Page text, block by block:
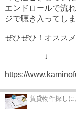
エンドロールで流
ジで聴き入ってしま
ぜひぜひ！オススメ
↓
https://
賃貸物件探しに